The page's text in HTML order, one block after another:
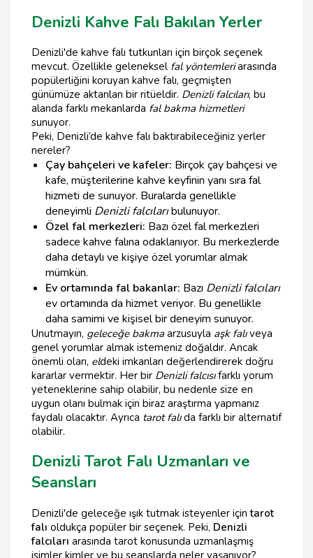
Denizli Kahve Falı Bakılan Yerler
Denizli'de kahve falı tutkunları için birçok seçenek
mevcut. Özellikle geleneksel fal yöntemleriarasında
popülerliğini koruyan kahve falı, geçmişten
günümüze aktarılan bir ritüeldir. Denizli falcıları, bu
alanda farklı mekanlarda fal bakma hizmetleri
sunuyor.
Peki, Denizli’de kahve falı baktırabileceğiniz yerler
nereler?
Çay bahçeleri ve kafeler: Birçok çay bahçesi ve
kafe, müşterilerine kahve keyfinin yanı sıra fal
hizmeti de sunuyor. Buralarda genellikle
deneyimli Denizli falcılarıbulunuyor.
Özel fal merkezleri: Bazı özel fal merkezleri
sadece kahve falına odaklanıyor. Bu merkezlerde
daha detaylı ve kişiye özel yorumlar almak
mümkün.
Ev ortamında fal bakanlar: Bazı Denizli falcıları
ev ortamında da hizmet veriyor. Bu genellikle
daha samimi ve kişisel bir deneyim sunuyor.
Unutmayın, geleceğe bakmaarzusuyla aşk falıveya
genel yorumlar almak istemeniz doğaldır. Ancak
önemli olan, eldeki imkanları değerlendirerek doğru
kararlar vermektir. Her bir Denizli falcısıfarklı yorum
yeteneklerine sahip olabilir, bu nedenle size en
uygun olanı bulmak için biraz araştırma yapmanız
faydalı olacaktır. Ayrıca tarot falıda farklı bir alternatif
olabilir.
Denizli Tarot Falı Uzmanları ve
Seansları
Denizli'de geleceğe ışık tutmak isteyenler içintarot
falı oldukça popüler bir seçenek. Peki, Denizli
falcıları arasında tarot konusunda uzmanlaşmış
isimler kimler ve bu seanslarda neler yaşanıyor?